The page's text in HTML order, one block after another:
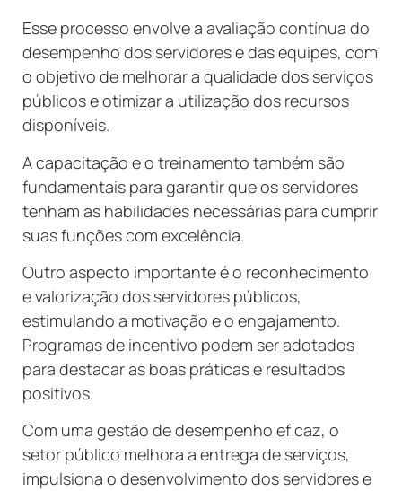
Esse processo envolve a avaliação contínua do
desempenho dos servidores e das equipes, com
o objetivo de melhorar a qualidade dos serviços
públicos e otimizar a utilização dos recursos
disponíveis.
A capacitação e o treinamento também são
fundamentais para garantir que os servidores
tenham as habilidades necessárias para cumprir
suas funções com excelência.
Outro aspecto importante é o reconhecimento
e valorização dos servidores públicos,
estimulando a motivação e o engajamento.
Programas de incentivo podem ser adotados
para destacar as boas práticas e resultados
positivos.
Com uma gestão de desempenho eficaz, o
setor público melhora a entrega de serviços,
impulsiona o desenvolvimento dos servidores e